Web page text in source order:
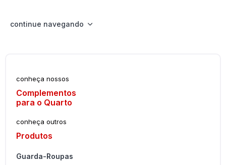
continue navegando
conheça nossos
Complementos
para o Quarto
conheça outros
Produtos
Guarda-Roupas